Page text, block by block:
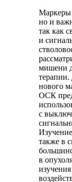
Маркеры
но и
так как
и
мишени
терапии.
нового
ОСК
с
также в
в